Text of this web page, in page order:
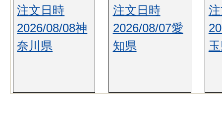
注文日時
2026/08/08神
奈川県
注文日時
2026/08/07愛
知県